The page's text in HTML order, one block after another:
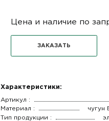
Цена и наличие по
ЗАКАЗАТЬ
Характеристики:
Артикул :
Материал :
чугун
Тип продукции :